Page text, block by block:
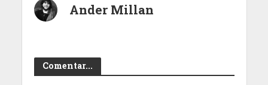
Ander Millan
Comentar...